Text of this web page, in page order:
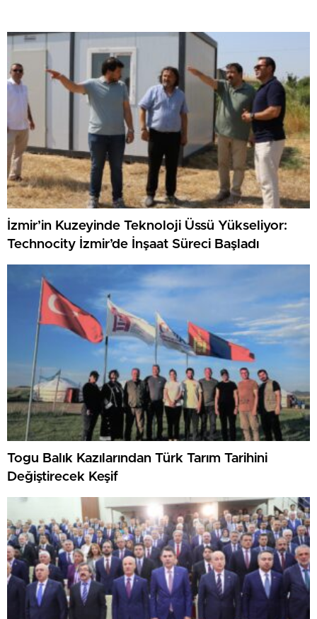
İzmir’in Kuzeyinde Teknoloji Üssü Yükseliyor:
Technocity İzmir’de İnşaat Süreci Başladı
Togu Balık Kazılarından Türk Tarım Tarihini
Değiştirecek Keşif